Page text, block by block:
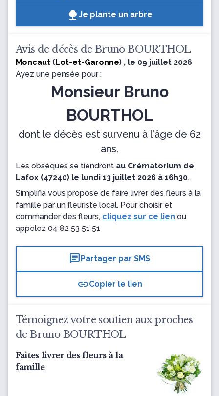
Je plante un arbre
Avis de décès de Bruno BOURTHOL
Moncaut (Lot-et-Garonne) , le 09 juillet 2026
Ayez une pensée pour :
Monsieur Bruno
BOURTHOL
dont le décès est survenu à l'âge de 62
ans.
Les obsèques se tiendront au Crématorium de
Lafox (47240) le lundi 13 juillet 2026 à 16h30.
Simplifia vous propose de faire livrer des fleurs à la
famille par un fleuriste local. Pour choisir et
commander des fleurs, cliquez sur ce lien ou
appelez 04 82 53 51 51
chatPartager par SMS
linkCopier le lien
Témoignez votre soutien aux proches
de Bruno BOURTHOL
Faites livrer des fleurs à la
famille